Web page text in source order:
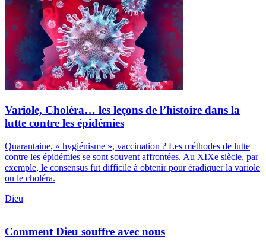
Variole, Choléra… les leçons de l’histoire dans la
lutte contre les épidémies
Quarantaine, « hygiénisme », vaccination ? Les méthodes de lutte
contre les épidémies se sont souvent affrontées. Au XIXe siècle, par
exemple, le consensus fut difficile à obtenir pour éradiquer la variole
ou le choléra.
Dieu
Comment Dieu souffre avec nous